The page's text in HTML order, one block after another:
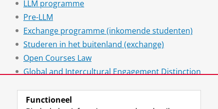
LLM programme
Pre-LLM
Exchange programme (inkomende studenten)
Studeren in het buitenland (exchange)
Open Courses Law
Global and Intercultural Engagement Distinction
Functioneel